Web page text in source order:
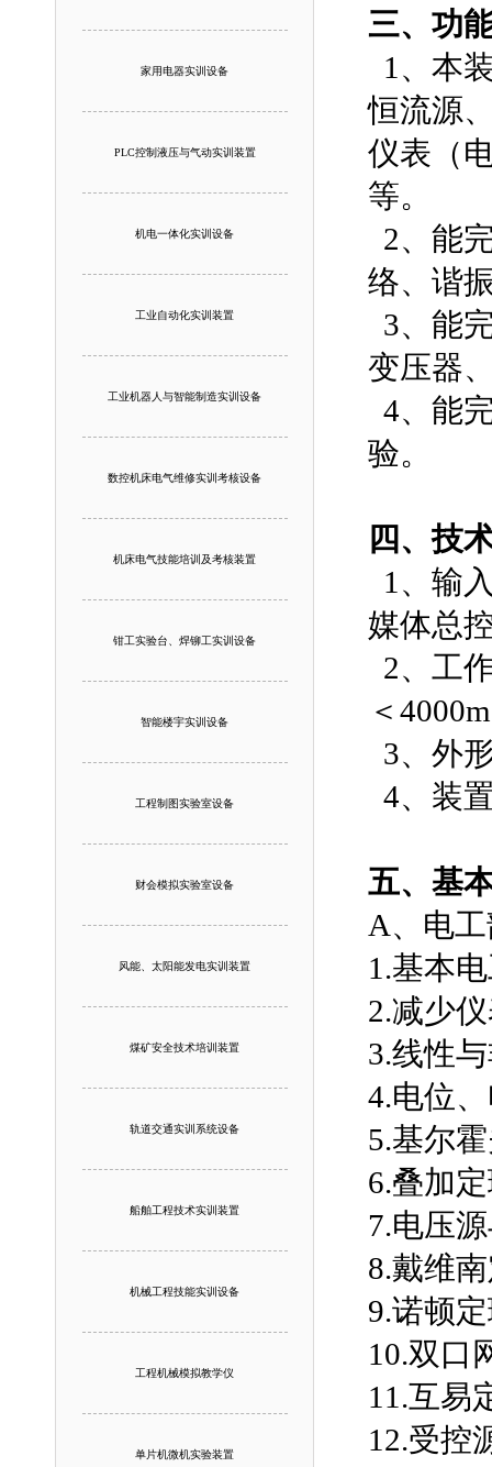
家用电器实训设备
PLC控制液压与气动实训装置
机电一体化实训设备
工业自动化实训装置
工业机器人与智能制造实训设备
数控机床电气维修实训考核设备
机床电气技能培训及考核装置
钳工实验台、焊铆工实训设备
智能楼宇实训设备
工程制图实验室设备
财会模拟实验室设备
风能、太阳能发电实训装置
煤矿安全技术培训装置
轨道交通实训系统设备
船舶工程技术实训装置
机械工程技能实训设备
工程机械模拟教学仪
单片机微机实验装置
三、功
1、本
恒流源
仪表（
等。
2、能
络、谐
3、能
变压器
4、能
验。
四、技
1、输
媒体总
2、工
＜4000m
3、外
4、装
五、基
A、电
1.基本
2.减少
3.线性
4.电位
5.基尔
6.叠加
7.电压
8.戴维
9.诺顿
10.双口
11.互易
12.受控